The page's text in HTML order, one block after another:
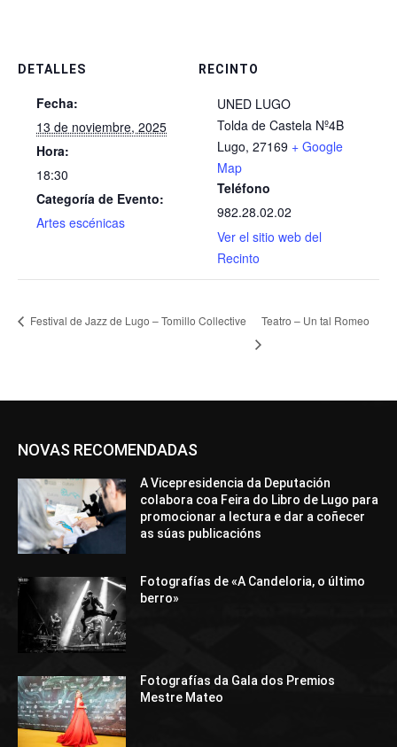
DETALLES
Fecha:
13 de noviembre, 2025
Hora:
18:30
Categoría de Evento:
Artes escénicas
RECINTO
UNED LUGO
Tolda de Castela Nº4B
Lugo, 27169 + Google
Map
Teléfono
982.28.02.02
Ver el sitio web del
Recinto
Festival de Jazz de Lugo – Tomillo Collective Teatro – Un tal Romeo
NOVAS RECOMENDADAS
A Vicepresidencia da Deputación
colabora coa Feira do Libro de Lugo para
promocionar a lectura e dar a coñecer
as súas publicacións
Fotografías de «A Candeloria, o último
berro»
Fotografías da Gala dos Premios
Mestre Mateo